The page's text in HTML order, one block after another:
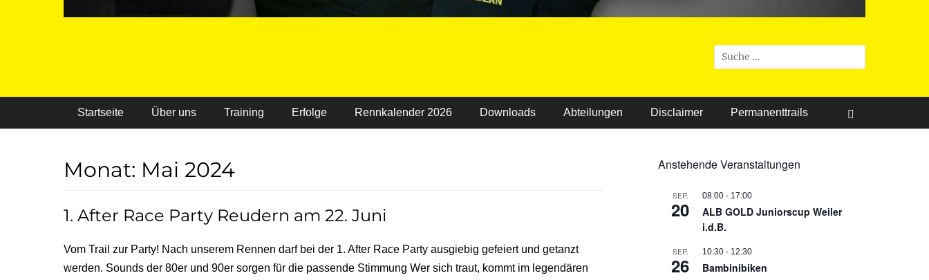
Suchen
nach:
Primäres Menü
Startseite Über uns Training Erfolge Rennkalender 2026 Downloads Abteilungen Disclaimer Permanenttrails
Monat: Mai 2024
1. After Race Party Reudern am 22. Juni
Vom Trail zur Party! Nach unserem Rennen darf bei der 1. After Race Party ausgiebig gefeiert und getanzt
werden. Sounds der 80er und 90er sorgen für die passende Stimmung Wer sich traut, kommt im legendären
Anstehende Veranstaltungen
SEP.
20
08:00 - 17:00
ALB GOLD Juniorscup Weiler
i.d.B.
SEP.
26
10:30 - 12:30
Bambinibiken